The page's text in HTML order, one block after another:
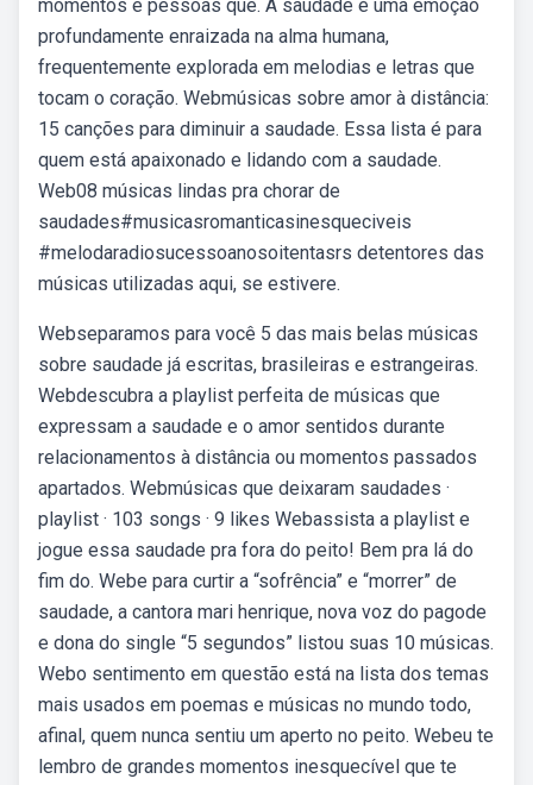
momentos e pessoas que. A saudade é uma emoção
profundamente enraizada na alma humana,
frequentemente explorada em melodias e letras que
tocam o coração. Webmúsicas sobre amor à distância:
15 canções para diminuir a saudade. Essa lista é para
quem está apaixonado e lidando com a saudade.
Web08 músicas lindas pra chorar de
saudades#musicasromanticasinesqueciveis
#melodaradiosucessoanosoitentasrs detentores das
músicas utilizadas aqui, se estivere.
Webseparamos para você 5 das mais belas músicas
sobre saudade já escritas, brasileiras e estrangeiras.
Webdescubra a playlist perfeita de músicas que
expressam a saudade e o amor sentidos durante
relacionamentos à distância ou momentos passados
apartados. Webmúsicas que deixaram saudades ·
playlist · 103 songs · 9 likes Webassista a playlist e
jogue essa saudade pra fora do peito! Bem pra lá do
fim do. Webe para curtir a “sofrência” e “morrer” de
saudade, a cantora mari henrique, nova voz do pagode
e dona do single “5 segundos” listou suas 10 músicas.
Webo sentimento em questão está na lista dos temas
mais usados em poemas e músicas no mundo todo,
afinal, quem nunca sentiu um aperto no peito. Webeu te
lembro de grandes momentos inesquecível que te